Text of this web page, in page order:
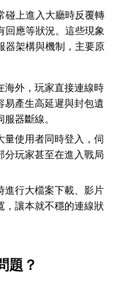
碰上進入大廳時反覆轉
回應等狀況。這些現象
器架構與機制，主要原
海外，玩家直接連線時
易產生高延遲與封包遺
器斷線。
量使用者同時登入，伺
分玩家甚至在進入戰局
進行大檔案下載、影片
，讓本就不穩的連線狀
題？